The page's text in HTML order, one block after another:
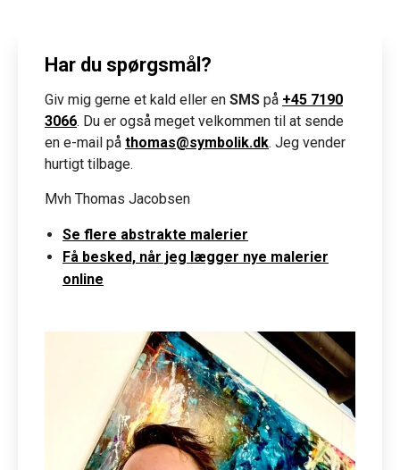
Har du spørgsmål?
Giv mig gerne et kald eller en SMS på +45 7190
3066. Du er også meget velkommen til at sende
en e-mail på thomas@symbolik.dk. Jeg vender
hurtigt tilbage.
Mvh Thomas Jacobsen
Se flere abstrakte malerier
Få besked, når jeg lægger nye malerier
online